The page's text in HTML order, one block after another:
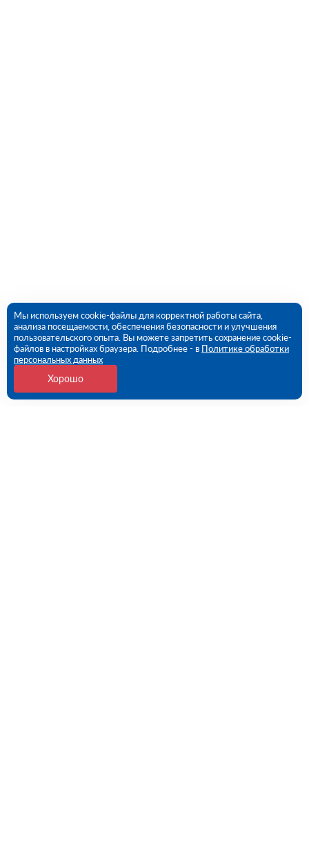
Мы используем cookie-файлы для корректной работы сайта,
анализа посещаемости, обеспечения безопасности и улучшения
пользовательского опыта. Вы можете запретить сохранение cookie-
файлов в настройках браузера. Подробнее - в Политике обработки
персональных данных
Хорошо